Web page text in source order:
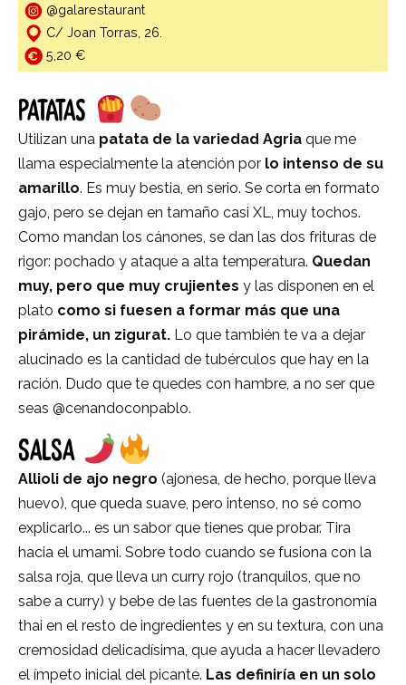
@galarestaurant
C/ Joan Torras, 26.
5,20 €
PATATAS
Utilizan una patata de la variedad Agria que me
llama especialmente la atención por lo intenso de su
amarillo. Es muy bestia, en serio. Se corta en formato
gajo, pero se dejan en tamaño casi XL, muy tochos.
Como mandan los cánones, se dan las dos frituras de
rigor: pochado y ataque a alta temperatura. Quedan
muy, pero que muy crujientes y las disponen en el
plato como si fuesen a formar más que una
pirámide, un zigurat. Lo que también te va a dejar
alucinado es la cantidad de tubérculos que hay en la
ración. Dudo que te quedes con hambre, a no ser que
seas @cenandoconpablo.
SALSA
Allioli de ajo negro (ajonesa, de hecho, porque lleva
huevo), que queda suave, pero intenso, no sé como
explicarlo... es un sabor que tienes que probar. Tira
hacia el umami. Sobre todo cuando se fusiona con la
salsa roja, que lleva un curry rojo (tranquilos, que no
sabe a curry) y bebe de las fuentes de la gastronomía
thai en el resto de ingredientes y en su textura, con una
cremosidad delicadísima, que ayuda a hacer llevadero
el ímpeto inicial del picante. Las definiría en un solo